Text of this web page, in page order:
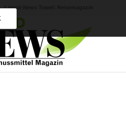
Liquid-News Travel: Reisemagazin